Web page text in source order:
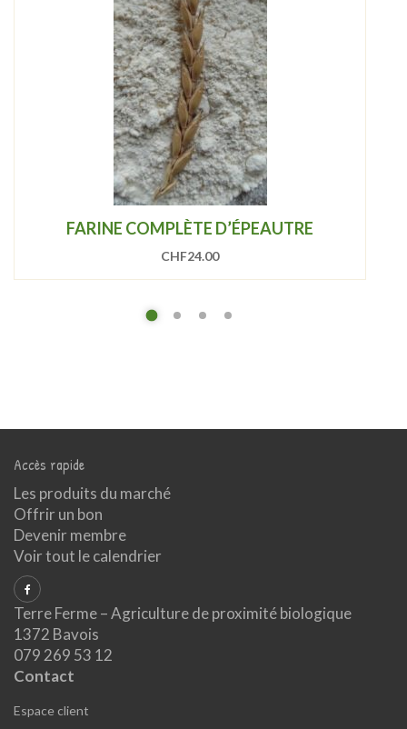
FARINE COMPLÈTE D’ÉPEAUTRE
CHF24.00
Accès rapide
Les produits du marché
Offrir un bon
Devenir membre
Voir tout le calendrier
Terre Ferme – Agriculture de proximité biologique
1372 Bavois
079 269 53 12
Contact
Espace client